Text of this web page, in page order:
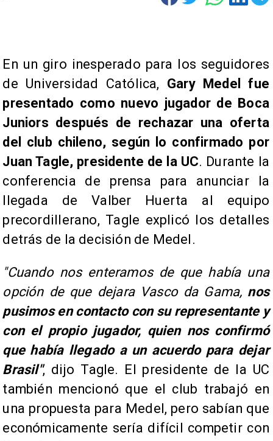
En un giro inesperado para los seguidores
de Universidad Católica, Gary Medel fue
presentado como nuevo jugador de Boca
Juniors después de rechazar una oferta
del club chileno, según lo confirmado por
Juan Tagle, presidente de la UC. Durante la
conferencia de prensa para anunciar la
llegada de Valber Huerta al equipo
precordillerano, Tagle explicó los detalles
detrás de la decisión de Medel.
"Cuando nos enteramos de que había una
opción de que dejara Vasco da Gama, nos
pusimos en contacto con su representante y
con el propio jugador, quien nos confirmó
que había llegado a un acuerdo para dejar
Brasil", dijo Tagle. El presidente de la UC
también mencionó que el club trabajó en
una propuesta para Medel, pero sabían que
económicamente sería difícil competir con